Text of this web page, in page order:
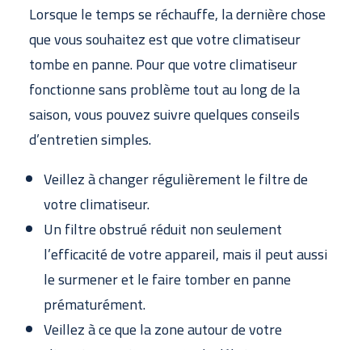
Lorsque le temps se réchauffe, la dernière chose
que vous souhaitez est que votre climatiseur
tombe en panne. Pour que votre climatiseur
fonctionne sans problème tout au long de la
saison, vous pouvez suivre quelques conseils
d’entretien simples.
Veillez à changer régulièrement le filtre de
votre climatiseur.
Un filtre obstrué réduit non seulement
l’efficacité de votre appareil, mais il peut aussi
le surmener et le faire tomber en panne
prématurément.
Veillez à ce que la zone autour de votre